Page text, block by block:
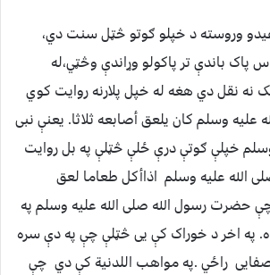
وروسته د خپلو ګوتو څټل سنت دي،
پاک باندې تر پاکولو وړاندې وڅټي،له
نقل دي هغه له خپل پلارنه روایت کوي
علیه وسلم کان یلعق أصابعه ثلاثا. یعنې نبی
خپلې ګوتې درې ځلې څټلې په بل روایت
الله علیه وسلم اذاأکل طعاما لعق
حضرت رسول الله صلی الله علیه وسلم په
په اخر د خوراک کې یی څټلې چې په دې سره
راځي .په مواهب اللدنیة کې دي چې